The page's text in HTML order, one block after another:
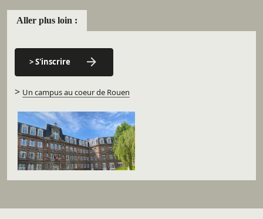
Aller plus loin :
> S'inscrire
> Un campus au coeur de Rouen